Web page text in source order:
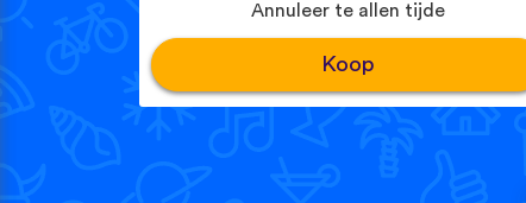
Annuleer te allen tijde
Koop